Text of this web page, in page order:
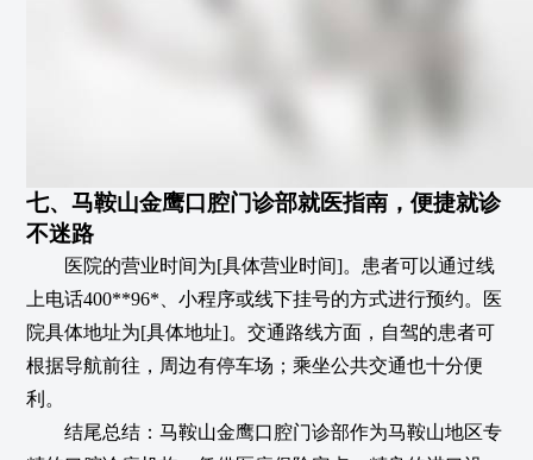
七、马鞍山金鹰口腔门诊部就医指南，便捷就诊
不迷路
医院的营业时间为[具体营业时间]。患者可以通过线
上电话400**96*、小程序或线下挂号的方式进行预约。医
院具体地址为[具体地址]。交通路线方面，自驾的患者可
根据导航前往，周边有停车场；乘坐公共交通也十分便
利。
结尾总结：马鞍山金鹰口腔门诊部作为马鞍山地区专